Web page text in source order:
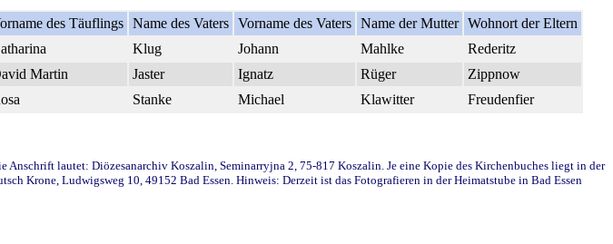
des Täuflings Name des Vaters Vorname des Vaters Name der Mutter Wohnort der Eltern
Klug Johann Mahlke
Rederitz
Martin Jaster Ignatz Rüger
Zippnow
Stanke Michael Klawitter Freudenfier
lautet: Diözesanarchiv Koszalin, Seminarryjna 2, 75-817 Koszalin. Je eine Kopie des Kirchenbuches liegt in der
Krone, Ludwigsweg 10, 49152 Bad Essen. Hinweis: Derzeit ist das Fotografieren in der Heimatstube in Bad Essen